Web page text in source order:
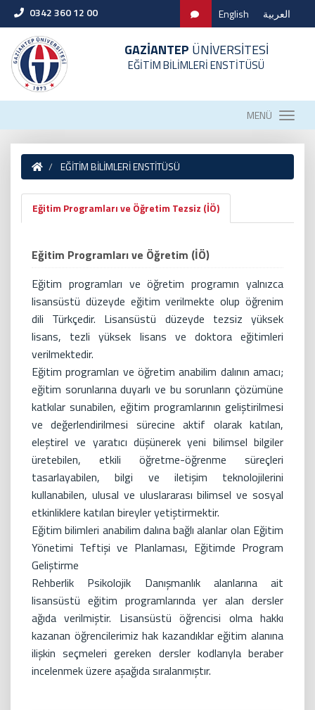
0342 360 12 00 English العربية
GAZİANTEP ÜNİVERSİTESİ
EĞİTİM BİLİMLERİ ENSTİTÜSÜ
MENÜ
EĞİTİM BİLİMLERİ ENSTİTÜSÜ
Eğitim Programları ve Öğretim Tezsiz (İÖ)
Eğitim Programları ve Öğretim (İÖ)
Eğitim programları ve öğretim programın yalnızca
lisansüstü düzeyde eğitim verilmekte olup öğrenim
dili Türkçedir. Lisansüstü düzeyde tezsiz yüksek
lisans, tezli yüksek lisans ve doktora eğitimleri
verilmektedir.
Eğitim programları ve öğretim anabilim dalının amacı;
eğitim sorunlarına duyarlı ve bu sorunların çözümüne
katkılar sunabilen, eğitim programlarının geliştirilmesi
ve değerlendirilmesi sürecine aktif olarak katılan,
eleştirel ve yaratıcı düşünerek yeni bilimsel bilgiler
üretebilen, etkili öğretme-öğrenme süreçleri
tasarlayabilen, bilgi ve iletişim teknolojilerini
kullanabilen, ulusal ve uluslararası bilimsel ve sosyal
etkinliklere katılan bireyler yetiştirmektir.
Eğitim bilimleri anabilim dalına bağlı alanlar olan Eğitim
Yönetimi Teftişi ve Planlaması, Eğitimde Program
Geliştirme
Rehberlik Psikolojik Danışmanlık alanlarına ait
lisansüstü eğitim programlarında yer alan dersler
ağıda verilmiştir. Lisansüstü öğrencisi olma hakkı
kazanan öğrencilerimiz hak kazandıklar eğitim alanına
ilişkin seçmeleri gereken dersler kodlarıyla beraber
incelenmek üzere aşağıda sıralanmıştır.